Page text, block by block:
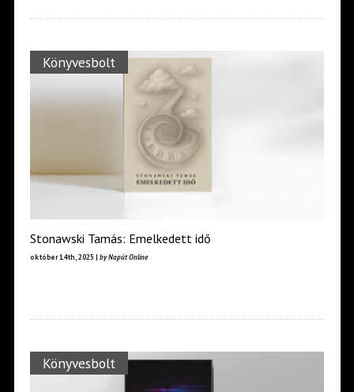
Könyvesbolt
Stonawski Tamás: Emelkedett idő
október 14th, 2025 | by Napút Online
Könyvesbolt